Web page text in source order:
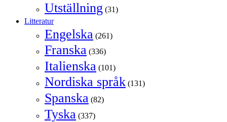
Utställning (31)
Litteratur
Engelska (261)
Franska (336)
Italienska (101)
Nordiska språk (131)
Spanska (82)
Tyska (337)